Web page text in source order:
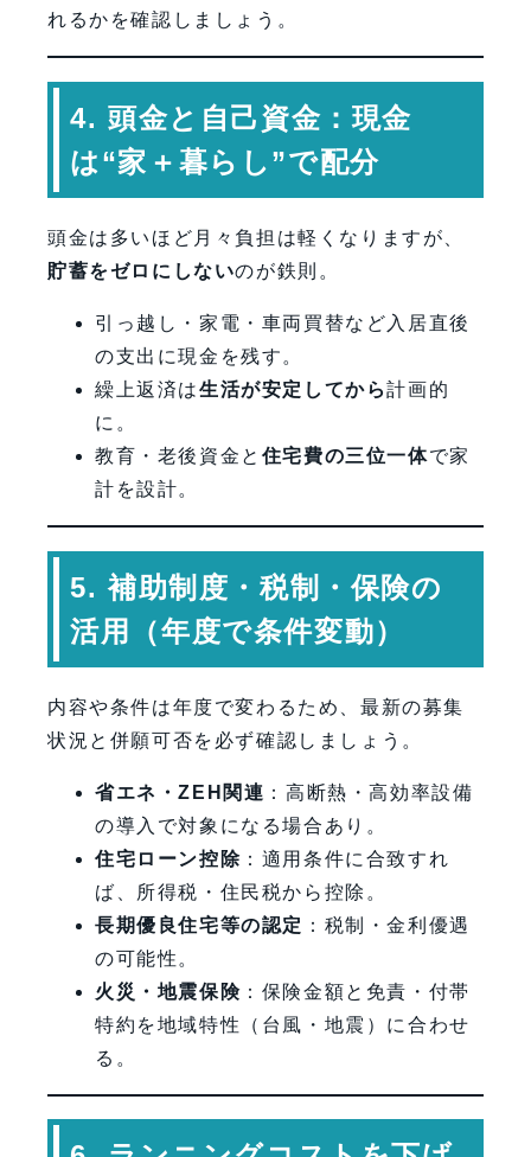
れるかを確認しましょう。
4. 頭金と自己資金：現金
は“家＋暮らし”で配分
頭金は多いほど月々負担は軽くなりますが、
貯蓄をゼロにしないのが鉄則。
引っ越し・家電・車両買替など入居直後
の支出に現金を残す。
繰上返済は生活が安定してから計画的
に。
教育・老後資金と 住宅費の三位一体で家
計を設計。
5. 補助制度・税制・保険の
活用（年度で条件変動）
内容や条件は年度で変わるため、最新の募集
状況と併願可否を必ず確認しましょう。
省エネ・ZEH関連 ：高断熱・高効率設備
の導入で対象になる場合あり。
住宅ローン控除 ：適用条件に合致すれ
ば、所得税・住民税から控除。
長期優良住宅等の認定 ：税制・金利優遇
の可能性。
火災・地震保険 ：保険金額と免責・付帯
特約を地域特性（台風・地震）に合わせ
る。